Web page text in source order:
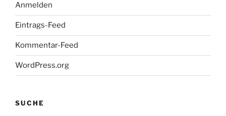
Anmelden
Eintrags-Feed
Kommentar-Feed
WordPress.org
SUCHE